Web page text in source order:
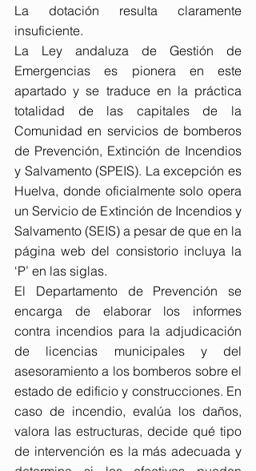
La dotación resulta claramente
insuficiente.
La Ley andaluza de Gestión de
Emergencias es pionera en este
apartado y se traduce en la práctica
totalidad de las capitales de la
Comunidad en servicios de bomberos
de Prevención, Extinción de Incendios
y Salvamento (SPEIS). La excepción es
Huelva, donde oficialmente solo opera
un Servicio de Extinción de Incendios y
Salvamento (SEIS) a pesar de que en la
página web del consistorio incluya la
‘P’ en las siglas.
El Departamento de Prevención se
encarga de elaborar los informes
contra incendios para la adjudicación
de licencias municipales y del
asesoramiento a los bomberos sobre el
estado de edificio y construcciones. En
caso de incendio, evalúa los daños,
valora las estructuras, decide qué tipo
de intervención es la más adecuada y